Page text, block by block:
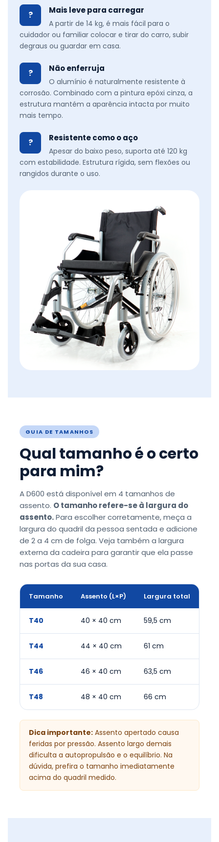
? Mais leve para carregar
A partir de 14 kg, é mais fácil para o
cuidador ou familiar colocar e tirar do carro, subir
degraus ou guardar em casa.
? Não enferruja
O alumínio é naturalmente resistente à
corrosão. Combinado com a pintura epóxi cinza, a
estrutura mantém a aparência intacta por muito
mais tempo.
? Resistente como o aço
Apesar do baixo peso, suporta até 120 kg
com estabilidade. Estrutura rígida, sem flexões ou
rangidos durante o uso.
GUIA DE TAMANHOS
Qual tamanho é o certo
para mim?
A D600 está disponível em 4 tamanhos de
assento. O tamanho refere-se à largura do
assento.Para escolher corretamente, meça a
largura do quadril da pessoa sentada e adicione
de 2 a 4 cm de folga. Veja também a largura
externa da cadeira para garantir que ela passe
nas portas da sua casa.
Tamanho Assento (L×P) Largura total
T40 40 × 40 cm 59,5 cm
T44 44 × 40 cm 61 cm
T46 46 × 40 cm 63,5 cm
T48 48 × 40 cm 66 cm
Dica importante: Assento apertado causa
feridas por pressão. Assento largo demais
dificulta a autopropulsão e o equilíbrio. Na
dúvida, prefira o tamanho imediatamente
acima do quadril medido.